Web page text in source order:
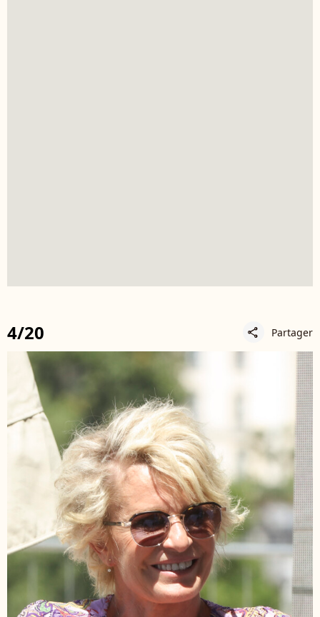
4/20 share Partager